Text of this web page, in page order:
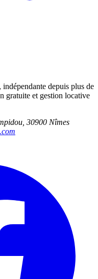
indépendante depuis plus de
gratuite et gestion locative
30900 Nîmes